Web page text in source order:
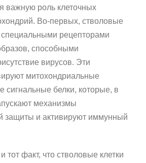
важную роль клеточных
Во-первых, стволовые
специальными рецепторами
способными
вирусов. Эти
митохондриальные
сигнальные белки, которые, в
механизмы
защиты и активируют иммунный
тот факт, что стволовые клетки